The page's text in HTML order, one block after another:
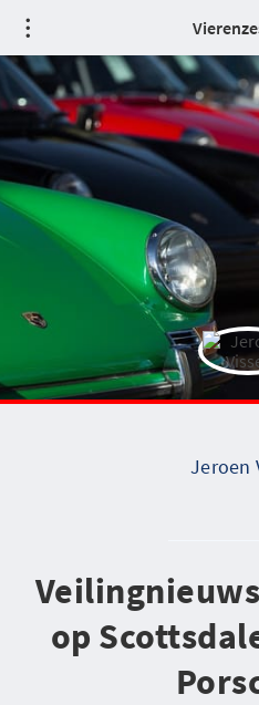
Jeroen
op